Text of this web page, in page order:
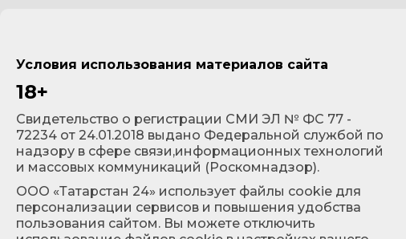
Условия использования материалов сайта
18+
Cвидетельство о регистрации СМИ ЭЛ № ФС 77 -
72234 от 24.01.2018 выдано Федеральной службой по
надзору в сфере связи,информационных технологий
и массовых коммуникаций (Роскомнадзор).
ООО «Татарстан 24» использует файлы cookie для
персонализации сервисов и повышения удобства
пользования сайтом. Вы можете отключить